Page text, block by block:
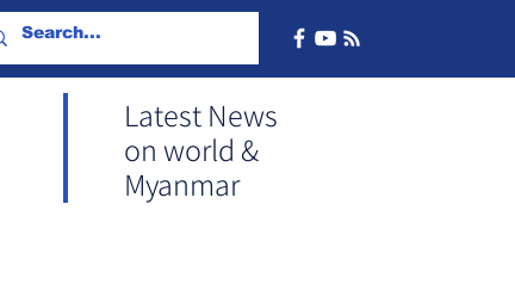
Latest News
on world &
Myanmar